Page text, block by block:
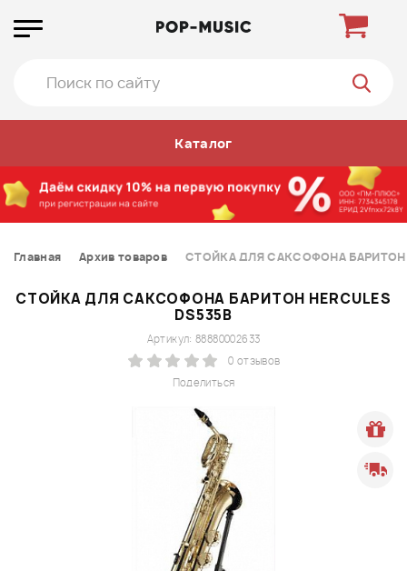
Каталог
Главная Архив товаров СТОЙКА ДЛЯ САКСОФОНА БАРИТОН
СТОЙКА ДЛЯ САКСОФОНА БАРИТОН HERCULES
DS535B
Поделиться
Артикул: 88880002633
0 отзывов